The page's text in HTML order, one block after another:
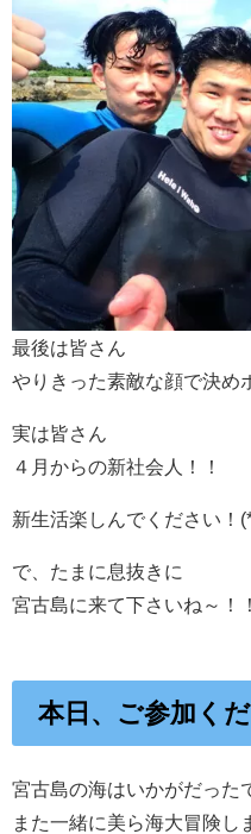
最後は皆さん
やりきった素敵な顔で決め
実は皆さん
４月からの新社会人！！
新生活楽しんでください
で、たまに息抜きに
宮古島に来て下さいね～！！
本日、ご参加く
宮古島の海はいかがだった
また一緒に美ら海大冒険し